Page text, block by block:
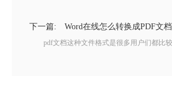
下一篇: Word在线怎么转换成PDF文
pdf文档这种文件格式是很多用户们都比较